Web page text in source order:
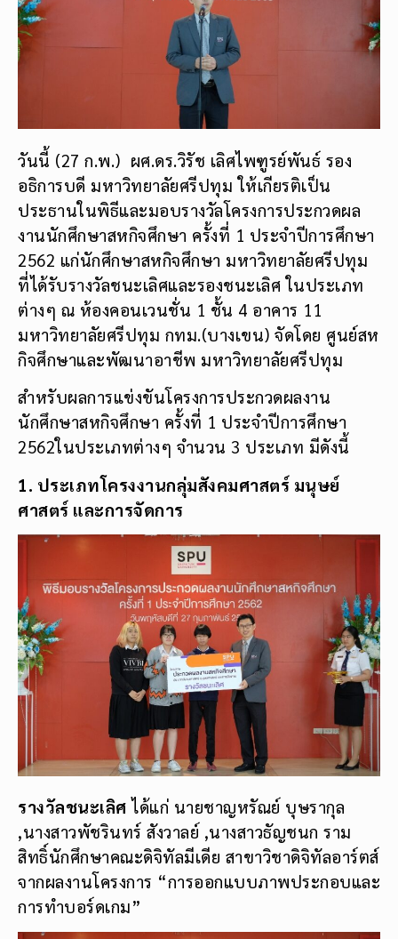
วันนี้ (27 ก.พ.) ผศ.ดร.วิรัช เลิศไพฑูรย์พันธ์ รอง
อธิการบดี มหาวิทยาลัยศรีปทุม ให้เกียรติเป็น
ประธานในพิธีและมอบรางวัลโครงการประกวดผล
งานนักศึกษาสหกิจศึกษา ครั้งที่ 1 ประจำปีการศึกษา
2562 แก่นักศึกษาสหกิจศึกษา มหาวิทยาลัยศรีปทุม
ที่ได้รับรางวัลชนะเลิศและรองชนะเลิศ ในประเภท
ต่างๆ ณ ห้องคอนเวนชั่น 1 ชั้น 4 อาคาร 11
มหาวิทยาลัยศรีปทุม กทม.(บางเขน) จัดโดย ศูนย์สห
กิจศึกษาและพัฒนาอาชีพ มหาวิทยาลัยศรีปทุม
สำหรับผลการแข่งขันโครงการประกวดผลงาน
นักศึกษาสหกิจศึกษา ครั้งที่ 1 ประจำปีการศึกษา
2562ในประเภทต่างๆ จำนวน 3 ประเภท มีดังนี้
1. ประเภทโครงงานกลุ่มสังคมศาสตร์ มนุษย์
ศาสตร์ และการจัดการ
รางวัลชนะเลิศ ได้แก่ นายชาญหรัณย์ บุษรากุล
,นางสาวพัชรินทร์ สังวาลย์ ,นางสาวธัญชนก ราม
สิทธิ์นักศึกษาคณะดิจิทัลมีเดีย สาขาวิชาดิจิทัลอาร์ตส์
จากผลงานโครงการ “การออกแบบภาพประกอบและ
การทำบอร์ดเกม”